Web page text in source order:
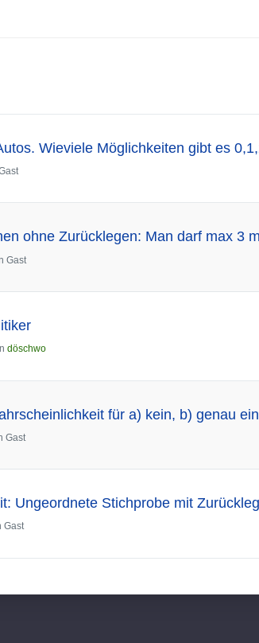
Wieviele Möglichkeiten gibt es
ohne Zurücklegen: Man darf max 3
Gast
döschwo
für a) kein, b) genau
Gast
Ungeordnete Stichprobe mit
Gast